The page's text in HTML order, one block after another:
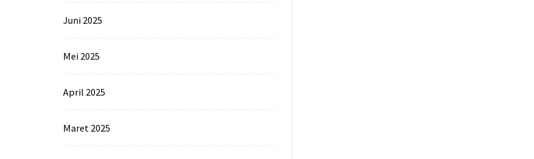
Juni 2025
Mei 2025
April 2025
Maret 2025